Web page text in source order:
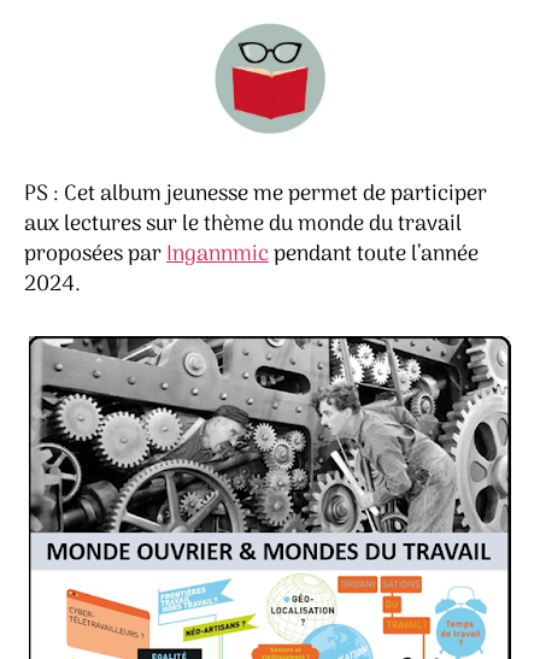
PS : Cet album jeunesse me permet de participer
aux lectures sur le thème du monde du travail
proposées parIngannmicpendant toute l’année
2024.